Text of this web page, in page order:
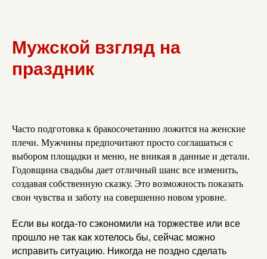
Мужской взгляд на
праздник
Часто подготовка к бракосочетанию ложится на женские
плечи. Мужчины предпочитают просто соглашаться с
выбором площадки и меню, не вникая в данные и детали.
Годовщина свадьбы дает отличный шанс все изменить,
создавая собственную сказку. Это возможность показать
свои чувства и заботу на совершенно новом уровне.
Если вы когда-то сэкономили на торжестве или все
прошло не так как хотелось бы, сейчас можно
исправить ситуацию. Никогда не поздно сделать